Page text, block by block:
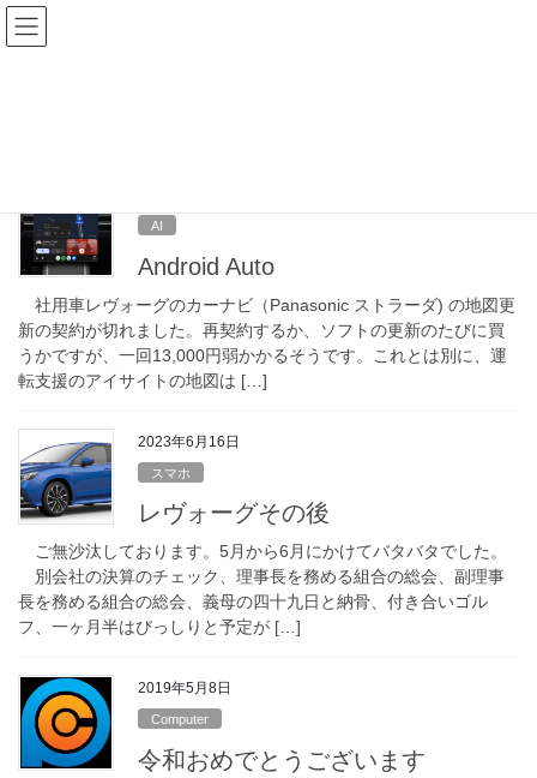
コ
ン
ッ
ナ
ビ
移
AI
Android Auto
社用車レヴォーグのカーナビ（Panasonic ストラーダ) の地図更
新の契約が切れました。再契約するか、ソフトの更新のたびに買
うかですが、一回13,000円弱かかるそうです。これとは別に、運
転支援のアイサイトの地図は […]
2023年6月16日
スマホ
レヴォーグその後
ご無沙汰しております。5月から6月にかけてバタバタでした。
別会社の決算のチェック、理事長を務める組合の総会、副理事
長を務める組合の総会、義母の四十九日と納骨、付き合いゴル
フ、一ヶ月半はびっしりと予定が […]
2019年5月8日
Computer
令和おめでとうございます